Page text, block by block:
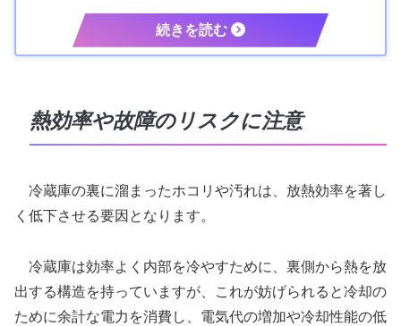
熱効率や故障のリスクに注意
冷蔵庫の裏に溜まったホコリや汚れは、放熱効率を著し
く低下させる要因となります。
冷蔵庫は効率よく内部を冷やすために、裏側から熱を放
出する構造を持っていますが、これが妨げられると冷却の
ために余計な電力を消費し、電気代の増加や冷却性能の低